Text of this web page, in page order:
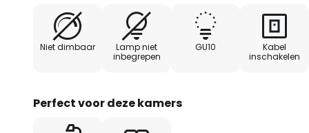
- GU10-fitting
- Gaatjespatroon voor
Niet dimbaar
Lamp niet
inbegrepen
GU10
Kabel
inschakelen
Perfect voor deze kamers